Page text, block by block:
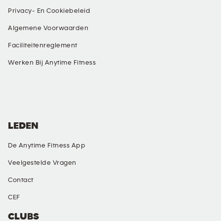
Privacy- En Cookiebeleid
Algemene Voorwaarden
Faciliteitenreglement
Werken Bij Anytime Fitness
CLUBS
LEDEN
De Anytime Fitness App
Veelgestelde Vragen
Contact
CEF